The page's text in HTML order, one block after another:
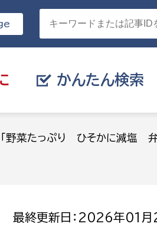
かんたん検索
目的を選択
届け出や申
「野菜たっぷり ひそかに減塩
最終更新日：2026年01月